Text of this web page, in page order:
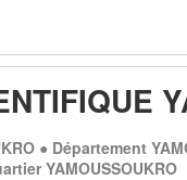
● Département
YAMOUSSOUKRO